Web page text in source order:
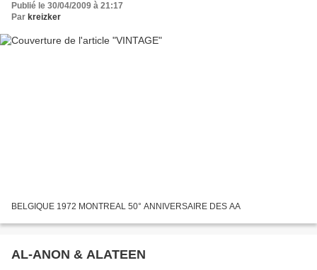
Publié le 30/04/2009 à 21:17
Par kreizker
BELGIQUE 1972 MONTREAL 50° ANNIVERSAIRE DES AA
AL-ANON & ALATEEN